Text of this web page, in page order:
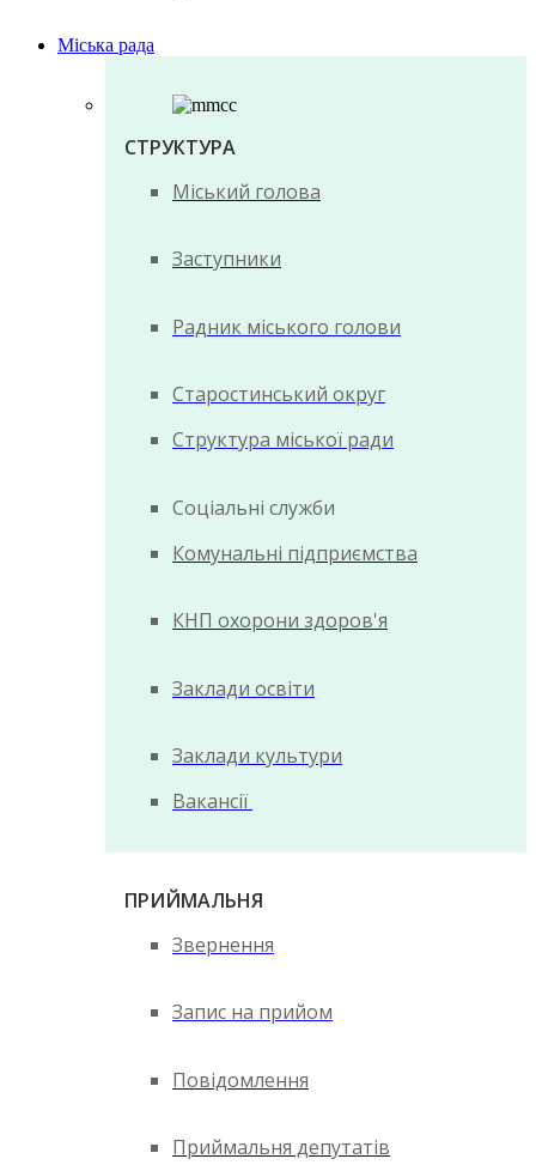
Міська рада
СТРУКТУРА
Міський голова
Заступники
Радник міського голови
Старостинський округ
Структура міської ради
Соціальні служби
Комунальні підприємства
КНП охорони здоров'я
Заклади освіти
Заклади культури
Вакансії
ПРИЙМАЛЬНЯ
Звернення
Запис на прийом
Повідомлення
Приймальня депутатів